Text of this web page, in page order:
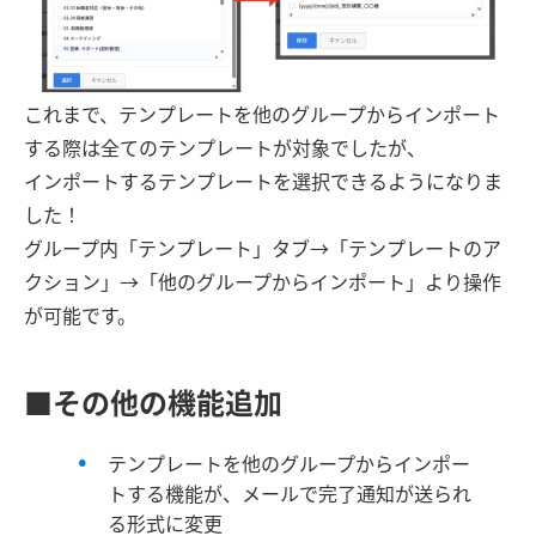
これまで、テンプレートを他のグループからインポート
する際は全てのテンプレートが対象でしたが、
インポートするテンプレートを選択できるようになりま
した！
グループ内「テンプレート」タブ→「テンプレートのア
クション」→「他のグループからインポート」より操作
が可能です。
■その他の機能追加
テンプレートを他のグループからインポー
トする機能が、メールで完了通知が送られ
る形式に変更